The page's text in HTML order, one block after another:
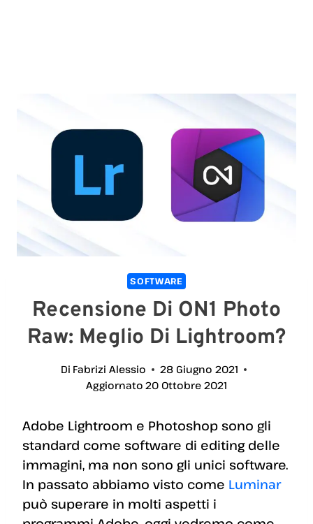
SOFTWARE
Recensione Di ON1 Photo
Raw: Meglio Di Lightroom?
Di Fabrizi Alessio
28 Giugno 2021
Aggiornato 20 Ottobre 2021
Adobe Lightroom e Photoshop sono gli
standard come software di editing delle
immagini, ma non sono gli unici software.
In passato abbiamo visto come Luminar
può superare in molti aspetti i